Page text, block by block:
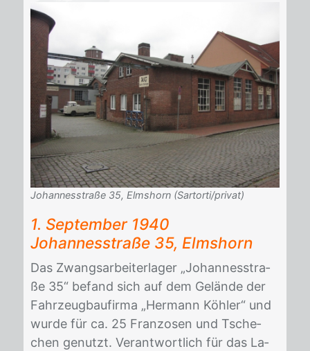
Johannesstraße 35, Elmshorn (Sartorti/privat)
1. Sep­tem­ber 1940
Jo­han­nes­stra­ße 35, Elms­horn
Das Zwangs­ar­bei­ter­la­ger „Jo­han­nes­stra­
ße 35“ be­fand sich auf dem Ge­län­de der
Fahr­zeug­bau­fir­ma „Her­mann Köh­ler“ und
wur­de für ca. 25 Fran­zo­sen und Tsche­
chen ge­nutzt. Ver­ant­wort­lich für das La­